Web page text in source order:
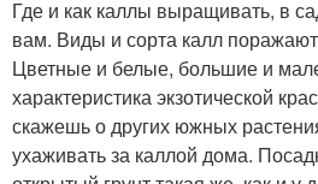
Где и как каллы выращивать, в
вам. Виды и сорта калл
Цветные и белые, большие и
характеристика экзотической
скажешь о других южных
ухаживать за каллой дома.